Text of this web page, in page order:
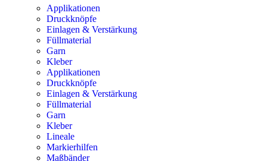
Applikationen
Druckknöpfe
Einlagen & Verstärkung
Füllmaterial
Garn
Kleber
Applikationen
Druckknöpfe
Einlagen & Verstärkung
Füllmaterial
Garn
Kleber
Lineale
Markierhilfen
Maßbänder